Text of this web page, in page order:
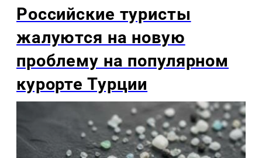
Российские туристы
жалуются на новую
проблему на популярном
курорте Турции